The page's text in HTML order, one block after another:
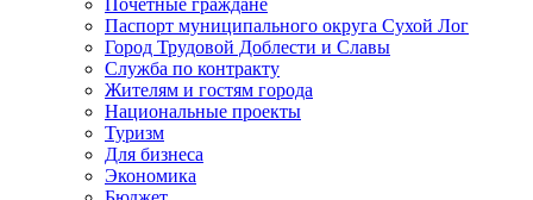
Почетные граждане
Паспорт муниципального округа Сухой Лог
Город Трудовой Доблести и Славы
Служба по контракту
Жителям и гостям города
Национальные проекты
Туризм
Для бизнеса
Экономика